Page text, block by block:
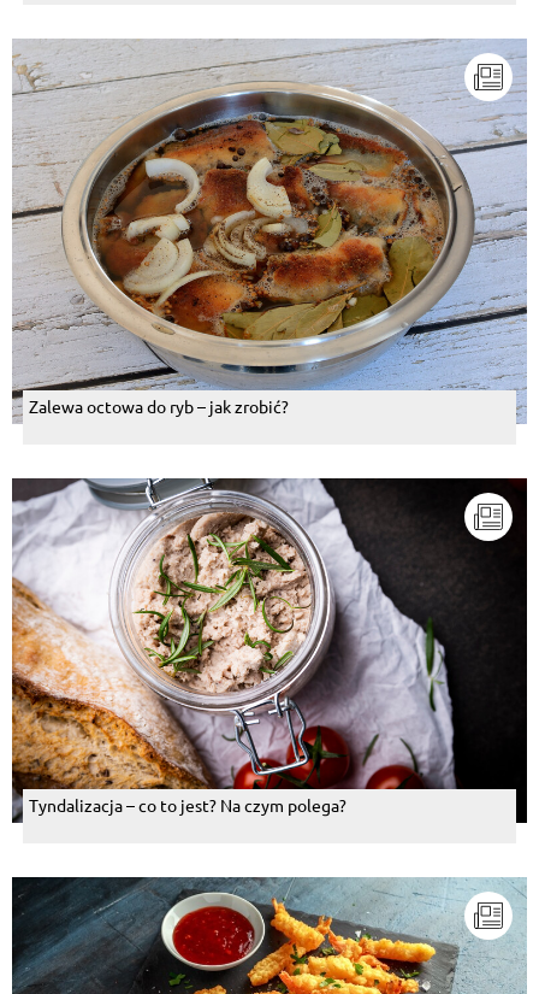
Zalewa octowa do ryb – jak zrobić?
Tyndalizacja – co to jest? Na czym polega?